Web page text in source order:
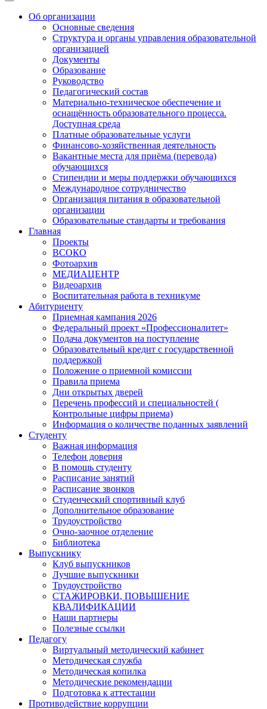
Об организации
Основные сведения
Структура и органы управления образовательной
организацией
Документы
Образование
Руководство
Педагогический состав
Материально-техническое обеспечение и
оснащённость образовательного процесса.
Доступная среда
Платные образовательные услуги
Финансово-хозяйственная деятельность
Вакантные места для приёма (перевода)
обучающихся
Стипендии и меры поддержки обучающихся
Международное сотрудничество
Организация питания в образовательной
организации
Образовательные стандарты и требования
Главная
Проекты
ВСОКО
Фотоархив
МЕДИАЦЕНТР
Видеоархив
Воспитательная работа в техникуме
Абитуриенту
Приемная кампания 2026
Федеральный проект «Профессионалитет»
Подача документов на поступление
Образовательный кредит с государственной
поддержкой
Положение о приемной комиссии
Правила приема
Дни открытых дверей
Перечень профессий и специальностей (
Контрольные цифры приема)
Информация о количестве поданных заявлений
Студенту
Важная информация
Телефон доверия
В помощь студенту
Расписание занятий
Расписание звонков
Студенческий спортивный клуб
Дополнительное образование
Трудоустройство
Очно-заочное отделение
Библиотека
Выпускнику
Клуб выпускников
Лучшие выпускники
Трудоустройство
СТАЖИРОВКИ, ПОВЫШЕНИЕ
КВАЛИФИКАЦИИ
Наши партнеры
Полезные ссылки
Педагогу
Виртуальный методический кабинет
Методическая служба
Методическая копилка
Методические рекомендации
Подготовка к аттестации
Противодействие коррупции